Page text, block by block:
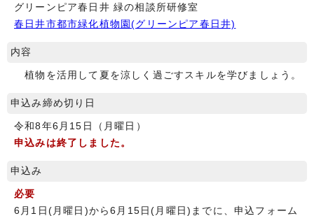
グリーンピア春日井 緑の相談所研修室
春日井市都市緑化植物園(グリーンピア春日井)
内容
植物を活用して夏を涼しく過ごすスキルを学びましょう。
申込み締め切り日
令和8年6月15日（月曜日）
申込みは終了しました。
申込み
必要
6月1日(月曜日)から6月15日(月曜日)までに、申込フォーム